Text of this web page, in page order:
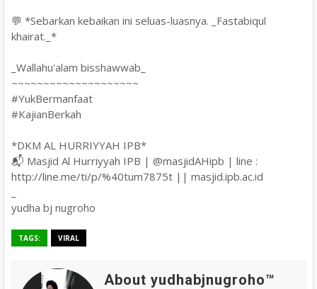
💬 *Sebarkan kebaikan ini seluas-luasnya. _Fastabiqul
khairat._*
_Wallahu'alam bisshawwab_
~~~~~~~~~~~~~~~~~~~~
#YukBermanfaat
#KajianBerkah
*DKM AL HURRIYYAH IPB*
📬 Masjid Al Hurriyyah IPB | @masjidAHipb | line :
http://line.me/ti/p/%40tum7875t || masjid.ipb.ac.id
yudha bj nugroho
TAGS: VIRAL
About yudhabjnugroho™️